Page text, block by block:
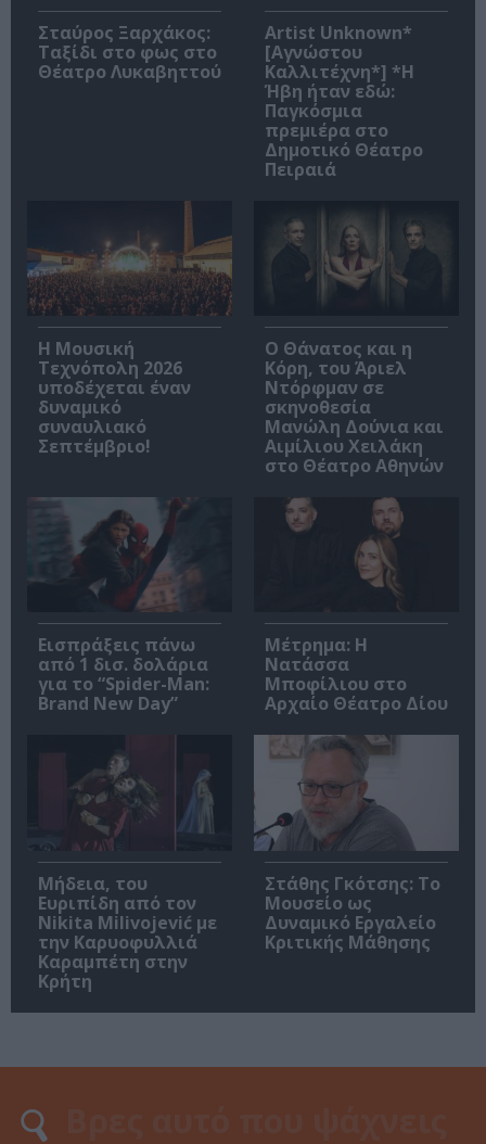
Σταύρος Ξαρχάκος:
Ταξίδι στο φως στο
Θέατρο Λυκαβηττού
Artist Unknown*
[Αγνώστου
Καλλιτέχνη*] *Η
Ήβη ήταν εδώ:
Παγκόσμια
πρεμιέρα στο
Δημοτικό Θέατρο
Πειραιά
Η Μουσική
Τεχνόπολη 2026
υποδέχεται έναν
δυναμικό
συναυλιακό
Σεπτέμβριο!
Ο Θάνατος και η
Κόρη, του Άριελ
Ντόρφμαν σε
σκηνοθεσία
Μανώλη Δούνια και
Αιμίλιου Χειλάκη
στο Θέατρο Αθηνών
Εισπράξεις πάνω
από 1 δισ. δολάρια
για το “Spider-Man:
Brand New Day”
Μέτρημα: Η
Νατάσσα
Μποφίλιου στο
Αρχαίο Θέατρο Δίου
Μήδεια, του
Ευριπίδη από τον
Nikita Milivojević με
την Καρυοφυλλιά
Καραμπέτη στην
Κρήτη
Στάθης Γκότσης: Το
Μουσείο ως
Δυναμικό Εργαλείο
Κριτικής Μάθησης